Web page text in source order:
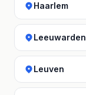
Haarlem
Leeuwarden
Leuven